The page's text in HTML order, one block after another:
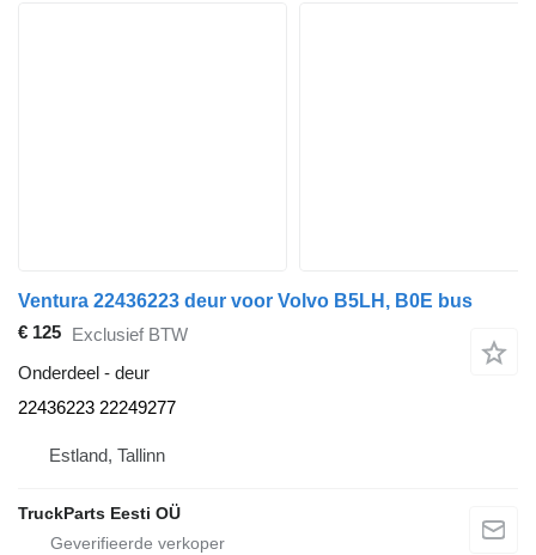
Ventura 22436223 deur voor Volvo B5LH, B0E bus
€ 125 Exclusief BTW
Onderdeel - deur
22436223 22249277
Estland, Tallinn
TruckParts Eesti OÜ